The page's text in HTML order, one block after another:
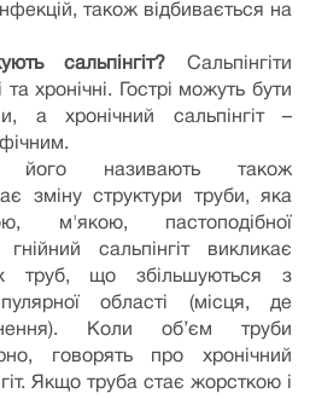
також відбивається на
сальпінгіт? Сальпінгіти
хронічні. Гострі можуть бути
а хронічний сальпінгіт –
його називають також
зміну структури труби, яка
м'якою, пастоподібної
гнійний сальпінгіт викликає
труб, що збільшуються з
області (місця, де
Коли об’єм труби
говорять про хронічний
Якщо труба стає жорсткою і